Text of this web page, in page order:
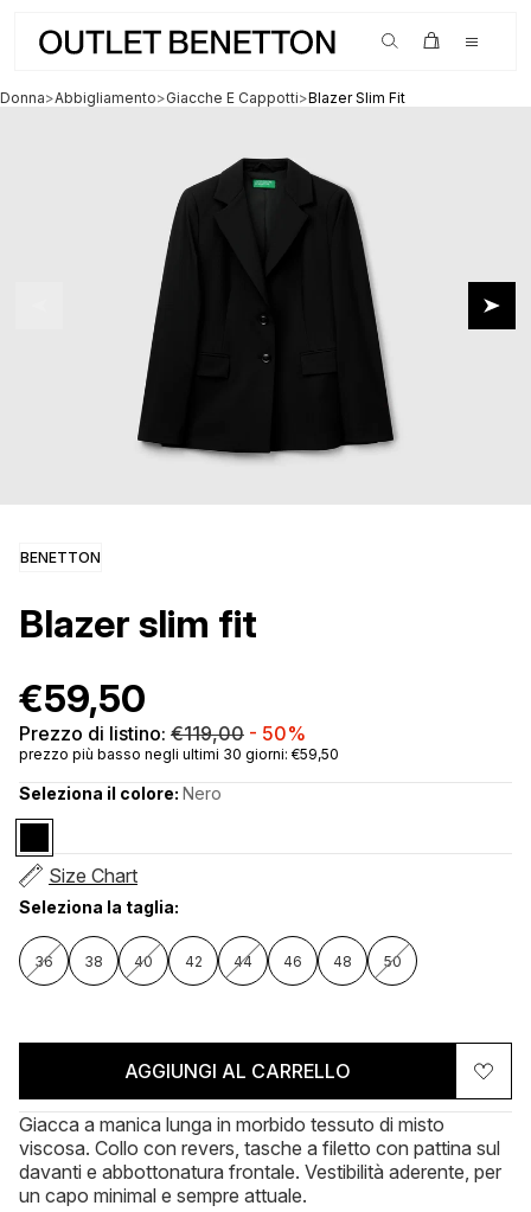
Donna>Abbigliamento>Giacche E Cappotti>Blazer Slim Fit
BENETTON
Blazer slim fit
€59,50
Prezzo di listino: €119,00 - 50%
prezzo più basso negli ultimi 30 giorni: €59,50
Seleziona il colore: Nero
Size Chart
Seleziona la taglia:
36 38 40 42 44 46 48 50
AGGIUNGI AL CARRELLO
Giacca a manica lunga in morbido tessuto di misto
viscosa. Collo con revers, tasche a filetto con pattina sul
davanti e abbottonatura frontale. Vestibilità aderente, per
un capo minimal e sempre attuale.